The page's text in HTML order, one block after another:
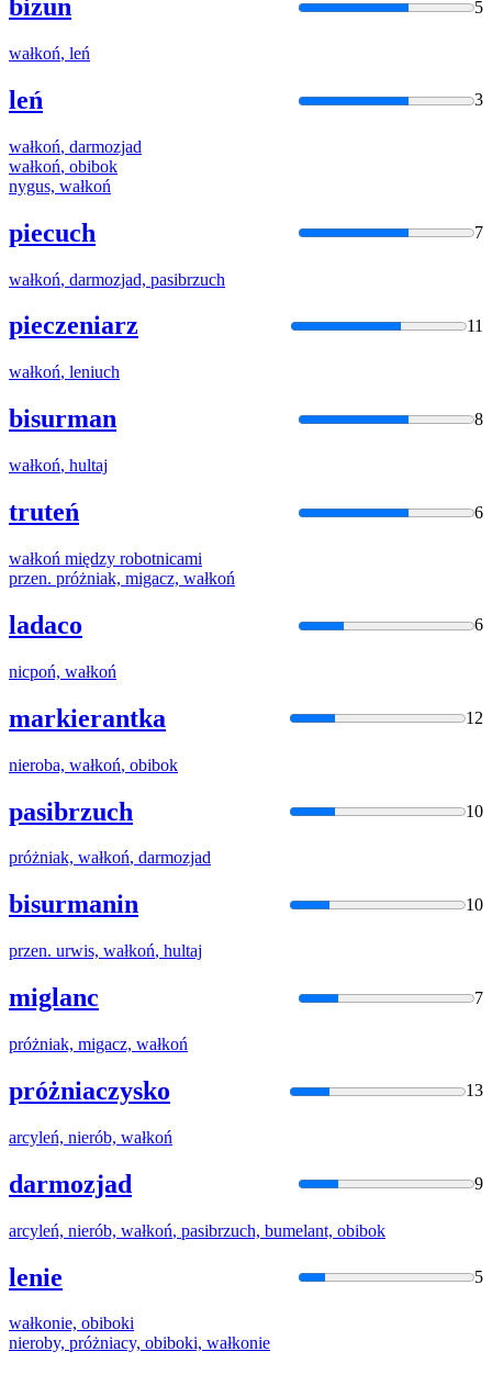
bizun 5
wałkoń, leń
leń 3
wałkoń, darmozjad
wałkoń, obibok
nygus, wałkoń
piecuch 7
wałkoń, darmozjad, pasibrzuch
pieczeniarz 11
wałkoń, leniuch
bisurman 8
wałkoń, hultaj
truteń 6
wałkoń między robotnicami
przen. próżniak, migacz, wałkoń
ladaco 6
nicpoń, wałkoń
markierantka 12
nieroba, wałkoń, obibok
pasibrzuch 10
próżniak, wałkoń, darmozjad
bisurmanin 10
przen. urwis, wałkoń, hultaj
miglanc 7
próżniak, migacz, wałkoń
próżniaczysko 13
arcyleń, nierób, wałkoń
darmozjad 9
arcyleń, nierób, wałkoń, pasibrzuch, bumelant, obibok
lenie 5
wałkonie, obiboki
nieroby, próżniacy, obiboki, wałkonie